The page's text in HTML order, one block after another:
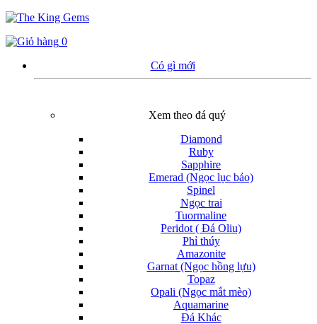
0
Có gì mới
Xem theo đá quý
Diamond
Ruby
Sapphire
Emerad (Ngọc lục bảo)
Spinel
Ngọc trai
Tuormaline
Peridot ( Đá Oliu)
Phỉ thúy
Amazonite
Garnat (Ngọc hồng lựu)
Topaz
Opali (Ngọc mắt mèo)
Aquamarine
Đá Khác